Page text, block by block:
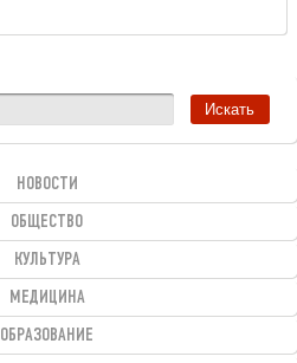
НОВОСТИ
ОБЩЕСТВО
КУЛЬТУРА
МЕДИЦИНА
ОБРАЗОВАНИЕ